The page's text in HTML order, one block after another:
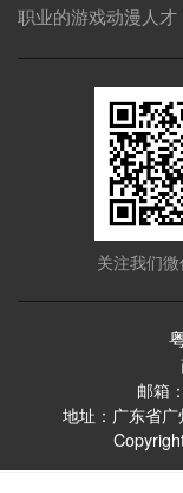
职业的游戏动漫人才
关注我们
邮箱
地址：广东省